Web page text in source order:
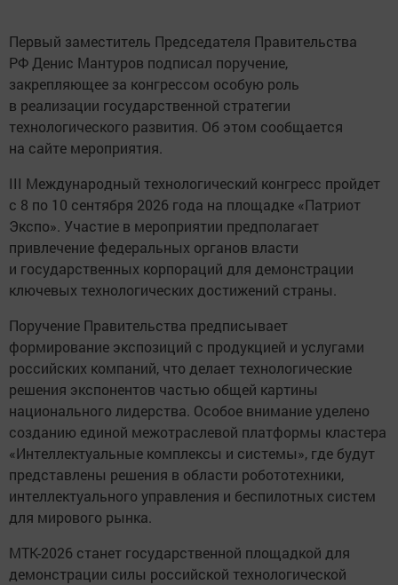
Первый заместитель Председателя Правительства
РФ Денис Мантуров подписал поручение,
закрепляющее за конгрессом особую роль
в реализации государственной стратегии
технологического развития. Об этом сообщается
на сайте мероприятия.
III Международный технологический конгресс пройдет
с 8 по 10 сентября 2026 года на площадке «Патриот
Экспо». Участие в мероприятии предполагает
привлечение федеральных органов власти
и государственных корпораций для демонстрации
ключевых технологических достижений страны.
Поручение Правительства предписывает
формирование экспозиций с продукцией и услугами
российских компаний, что делает технологические
решения экспонентов частью общей картины
национального лидерства. Особое внимание уделено
созданию единой межотраслевой платформы кластера
«Интеллектуальные комплексы и системы», где будут
представлены решения в области робототехники,
интеллектуального управления и беспилотных систем
для мирового рынка.
МТК-2026 станет государственной площадкой для
демонстрации силы российской технологической